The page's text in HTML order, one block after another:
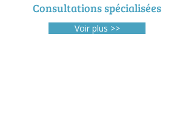
Consultations spécialisées
Voir plus >>